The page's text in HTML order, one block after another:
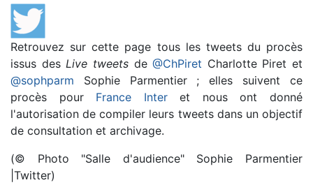
Retrouvez sur cette page tous les tweets du procès
issus des Live tweetsde@ChPiret Charlotte Piret et
@sophparm Sophie Parmentier ; elles suivent ce
procès pour France Interet nous ont donné
l'autorisation de compiler leurs tweets dans un objectif
de consultation et archivage.
(© Photo "Salle d'audience" Sophie Parmentier
|Twitter)